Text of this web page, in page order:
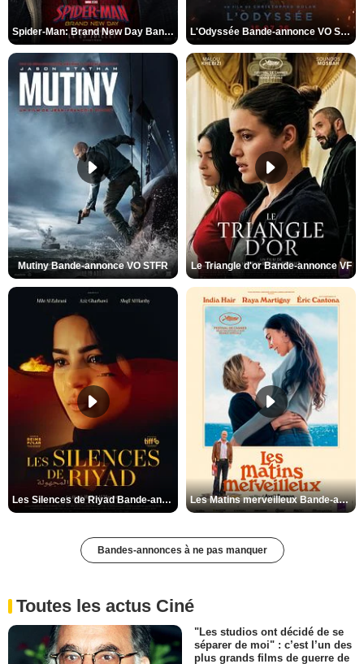
Spider-Man: Brand New Day Bande-annonce VO STFR L'Odyssée Bande-annonce VO STFR
Mutiny Bande-annonce VO STFR Le Triangle d'or Bande-annonce VF
Les Silences de Riyad Bande-annonce VO STFR Les Matins merveilleux Bande-annonce VF
Bandes-annonces à ne pas manquer
Toutes les actus Ciné
"Les studios ont décidé de se
séparer de moi" : c’est l’un des
plus grands films de guerre de